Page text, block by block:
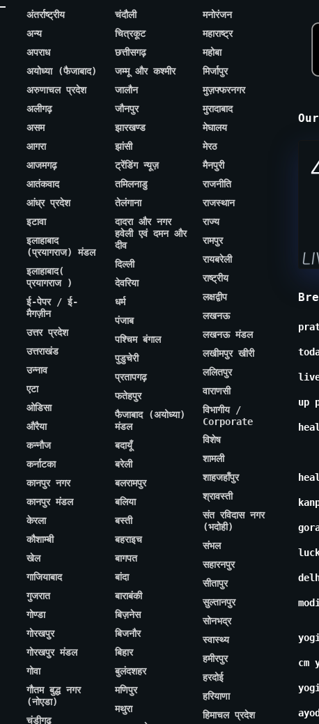
अंतर्राष्ट्रीय
अन्य
अपराध
अयोध्या (फैजाबाद)
अरुणाचल प्रदेश
अलीगढ़
असम
आगरा
आजमगढ़
आतंकवाद
आंध्र प्रदेश
इटावा
इलाहाबाद
(प्रयागराज) मंडल
इलाहाबाद(
प्रयागराज )
ई-पेपर / ई-
मैगज़ीन
उत्तर प्रदेश
उत्तराखंड
उन्नाव
एटा
ओडिसा
औरैया
कन्नौज
कर्नाटका
कानपुर नगर
कानपुर मंडल
केरला
कौशाम्बी
खेल
गाजियाबाद
गुजरात
गोण्डा
गोरखपुर
गोरखपुर मंडल
गोवा
गौतम बुद्ध नगर
(नोएडा)
चंडीगढ़
चंदौली
चित्रकूट
छत्तीसगढ़
जम्मू और कश्मीर
जालौन
जौनपुर
झारखण्ड
झांसी
ट्रेंडिंग न्यूज़
तमिलनाडु
तेलंगाना
दादरा और नगर
हवेली एवं दमन और
दीव
दिल्ली
देवरिया
धर्म
पंजाब
पश्चिम बंगाल
पुडुचेरी
प्रतापगढ़
फतेहपुर
फैजाबाद (अयोध्या)
मंडल
बदायूँ
बरेली
बलरामपुर
बलिया
बस्ती
बहराइच
बागपत
बांदा
बाराबंकी
बिज़नेस
बिजनौर
बिहार
बुलंदशहर
मणिपुर
मथुरा
मनोरंजन
महाराष्ट्र
महोबा
मिर्जापुर
मुज़फ्फरनगर
मुरादाबाद
मेघालय
मेरठ
मैनपुरी
राजनीति
राजस्थान
राज्य
रामपुर
रायबरेली
राष्ट्रीय
लक्षद्वीप
लखनऊ
लखनऊ मंडल
लखीमपुर खीरी
ललितपुर
वाराणसी
विभागीय /
Corporate
विशेष
शामली
शाहजहाँपुर
श्रावस्ती
संत रविदास नगर
(भदोही)
संभल
सहारनपुर
सीतापुर
सुल्तानपुर
सोनभद्र
स्वास्थ्य
हमीरपुर
हरदोई
हरियाणा
हिमाचल प्रदेश
up
cm